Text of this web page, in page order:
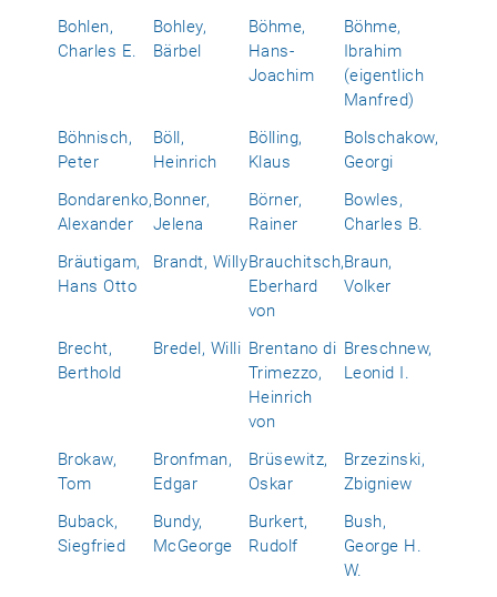
Bohlen,
Charles E.
Bohley,
Bärbel
Böhme,
Hans-
Joachim
Böhme,
Ibrahim
(eigentlich
Manfred)
Böhnisch,
Peter
Böll,
Heinrich
Bölling,
Klaus
Bolschakow,
Georgi
Bondarenko,
Alexander
Bonner,
Jelena
Börner,
Rainer
Bowles,
Charles B.
Bräutigam,
Hans Otto
Brandt, WillyBrauchitsch,
Eberhard
von
Braun,
Volker
Brecht,
Berthold
Bredel, Willi Brentano di
Trimezzo,
Heinrich
von
Breschnew,
Leonid I.
Brokaw,
Tom
Bronfman,
Edgar
Brüsewitz,
Oskar
Brzezinski,
Zbigniew
Buback,
Siegfried
Bundy,
McGeorge
Burkert,
Rudolf
Bush,
George H.
W.